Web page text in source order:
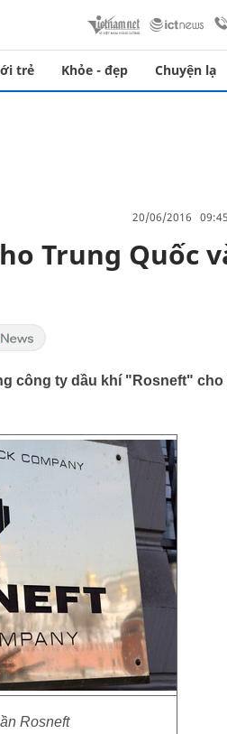
trẻ Khỏe - đẹp Chuyện lạ
20/06/2016
Trung Quốc
công ty dầu khí "Rosneft" cho
Rosneft